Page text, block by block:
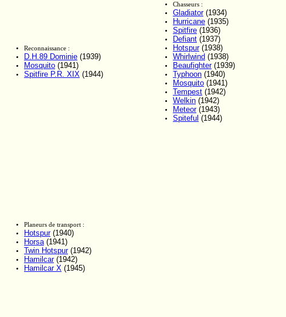
Reconnaissance :
D.H.89 Dominie (1939)
Mosquito (1941)
Spitfire P.R. XIX (1944)
Chasseurs :
Gladiator(1934)
Hurricane (1935)
Spitfire (1936)
Defiant (1937)
Hotspur(1938)
Whirlwind (1938)
Beaufighter(1939)
Typhoon (1940)
Mosquito (1941)
Tempest (1942)
Welkin (1942)
Meteor(1943)
Spiteful (1944)
Planeurs de transport :
Hotspur(1940)
Horsa (1941)
Twin Hotspur(1942)
Hamilcar(1942)
Hamilcar X (1945)